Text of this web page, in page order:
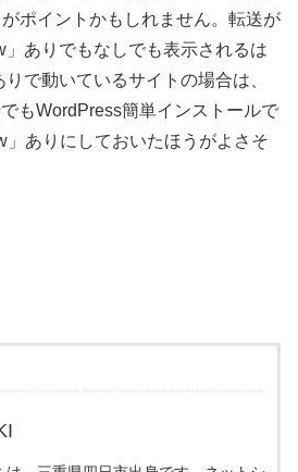
ポイントかもしれません。転送が
ありでもなしでも表示されるは
で動いているサイトの場合は、
もWordPress簡単インストールで
」ありにしておいたほうがよさそ